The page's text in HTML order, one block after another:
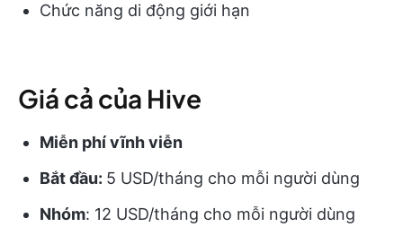
Chức năng di động giới hạn
Giá cả của Hive
Miễn phí vĩnh viễn
Bắt đầu: 5 USD/tháng cho mỗi người dùng
Nhóm: 12 USD/tháng cho mỗi người dùng